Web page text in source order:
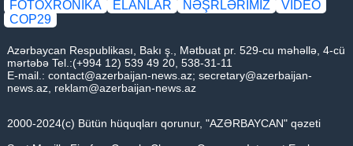
FOTOXRONIKA
ELANLAR NƏŞRLƏRİMİZ
VİDEO
COP29
Azərbaycan Respublikası, Bakı ş., Mətbuat pr. 529-cu məhəllə, 4-cü
mərtəbə Tel.:(+994 12) 539 49 20, 538-31-11
E-mail.: contact@azerbaijan-news.az; secretary@azerbaijan-
news.az reklam@azerbaijan-news.az
2000-2024(c) Bütün hüquqları qorunur, "AZƏRBAYCAN" qəzeti